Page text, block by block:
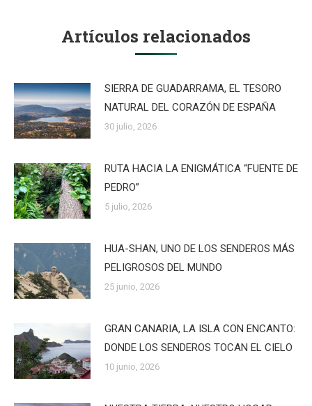
Artículos relacionados
SIERRA DE GUADARRAMA, EL TESORO
NATURAL DEL CORAZÓN DE ESPAÑA
30 julio, 2026
RUTA HACIA LA ENIGMÁTICA “FUENTE DE
PEDRO”
5 julio, 2026
HUA-SHAN, UNO DE LOS SENDEROS MÁS
PELIGROSOS DEL MUNDO
25 junio, 2026
GRAN CANARIA, LA ISLA CON ENCANTO:
DONDE LOS SENDEROS TOCAN EL CIELO
10 junio, 2026